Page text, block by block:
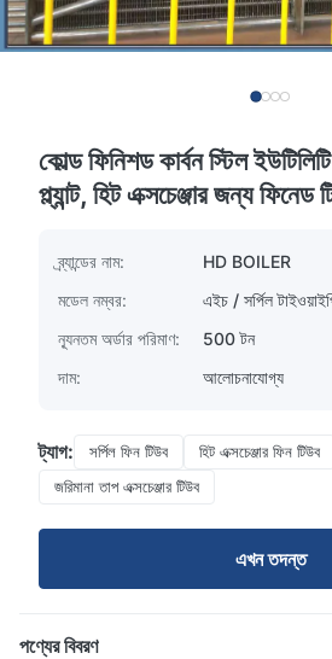
কোল্ড ফিনিশড কার্বন স্টিল
প্ল্যান্ট, হিট এক্সচেঞ্জার জন্য ফিনেড
ব্র্যান্ডের নাম:
HD BOILER
মডেল নম্বর:
এইচ / সর্পিল
ন্যূনতম অর্ডার পরিমাণ:
500 টন
দাম:
আলোচনাযোগ্য
ট্যাগ: সর্পিল ফিন টিউব
হিট এক্সচেঞ্জার ফিন টিউব
জরিমানা তাপ এক্সচেঞ্জার টিউব
এখন তদন্ত
পণ্যের বিবরণ